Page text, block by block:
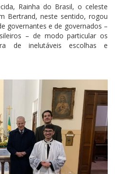
Rainha do Brasil, o celeste
Bertrand, neste sentido, rogou
governantes e de governados –
– de modo particular os
de inelutáveis escolhas e